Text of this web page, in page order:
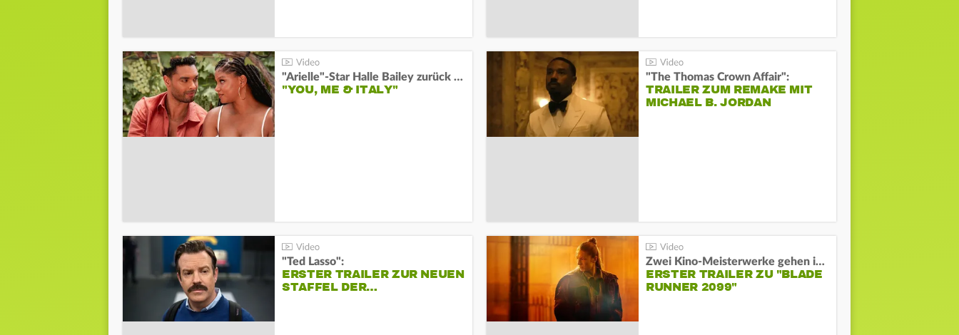
"Arielle"-Star Halle Bailey zurück auf der Leinwand:
"YOU, ME & ITALY"
"The Thomas Crown Affair":
TRAILER ZUM REMAKE MIT
MICHAEL B. JORDAN
"Ted Lasso":
ERSTER TRAILER ZUR NEUEN
STAFFEL DER…
Zwei Kino-Meisterwerke gehen in Serie:
ERSTER TRAILER ZU "BLADE
RUNNER 2099"